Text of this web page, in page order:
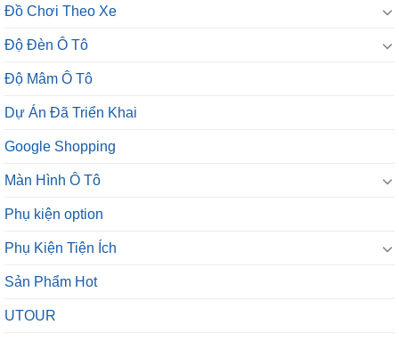
Đồ Chơi Theo Xe
Độ Đèn Ô Tô
Độ Mâm Ô Tô
Dự Án Đã Triển Khai
Google Shopping
Màn Hình Ô Tô
Phụ kiện option
Phụ Kiện Tiện Ích
Sản Phẩm Hot
UTOUR